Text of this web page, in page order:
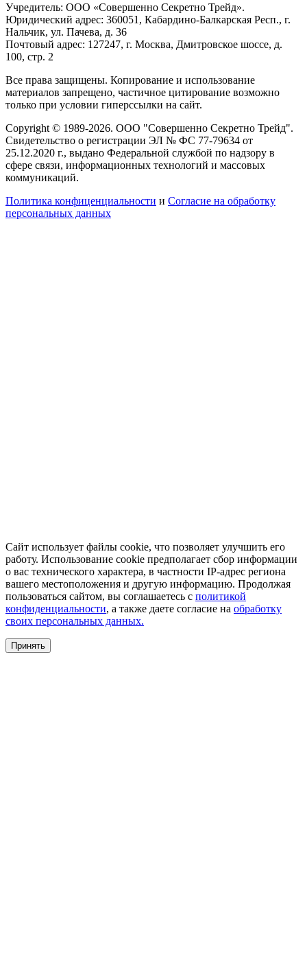
Учредитель: ООО «Совершенно Секретно Трейд».
Юридический адрес: 360051, Кабардино-Балкарская Респ., г.
Нальчик, ул. Пачева, д. 36
Почтовый адрес: 127247, г. Москва, Дмитровское шоссе, д.
100, стр. 2
Все права защищены. Копирование и использование
материалов запрещено, частичное цитирование возможно
только при условии гиперссылки на сайт.
Copyright © 1989-2026. ООО "Совершенно Секретно Трейд".
Свидетельство о регистрации ЭЛ № ФС 77-79634 от
25.12.2020 г., выдано Федеральной службой по надзору в
сфере связи, информационных технологий и массовых
коммуникаций.
Политика конфиценциальности и Согласие на обработку
персональных данных
Сайт использует файлы cookie, что позволяет улучшить его
работу. Использование cookie предполагает сбор информации
о вас технического характера, в частности IP-адрес региона
вашего местоположения и другую информацию. Продолжая
пользоваться сайтом, вы соглашаетесь с политикой
конфиденциальности, а также даете согласие на обработку
своих персональных данных.
Принять